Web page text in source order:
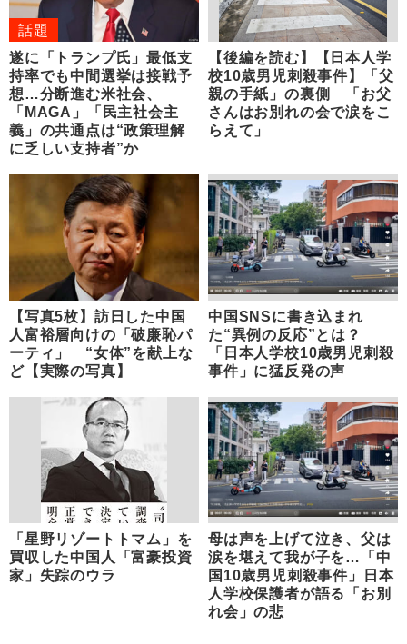
話題
遂に「トランプ氏」最低支
持率でも中間選挙は接戦予
想…分断進む米社会、
「MAGA」「民主社会主
義」の共通点は“政策理解
に乏しい支持者”か
【後編を読む】【日本人学
校10歳男児刺殺事件】「父
親の手紙」の裏側 「お父
さんはお別れの会で涙をこ
らえて」
【写真5枚】訪日した中国
人富裕層向けの「破廉恥パ
ーティ」 “女体”を献上な
ど【実際の写真】
中国SNSに書き込まれ
た“異例の反応”とは？
「日本人学校10歳男児刺殺
事件」に猛反発の声
「星野リゾートトマム」を
買収した中国人「富豪投資
家」失踪のウラ
母は声を上げて泣き、父は
涙を堪えて我が子を…「中
国10歳男児刺殺事件」日本
人学校保護者が語る「お別
れ会」の悲